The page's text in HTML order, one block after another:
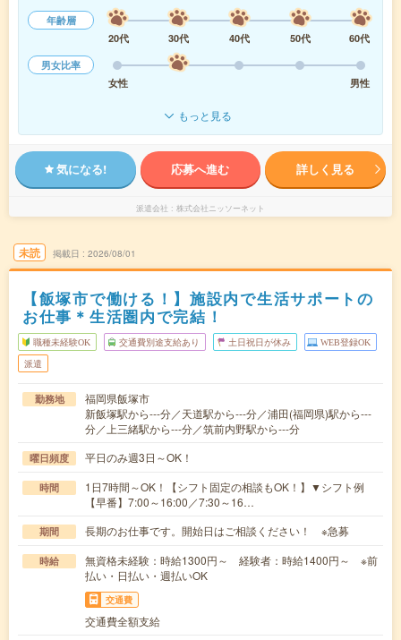
年齢層
20代
30代 40代 50代
60代
男女比率
女性
男性
もっと見る
気になる! 応募へ進む 詳しく見る
派遣会社 株式会社ニッソーネット
未読 掲載日 2026/08/01
【飯塚市で働ける！】施設内で生活サポートの
お仕事＊生活圏内で完結！
職種未経験OK 交通費別途支給あり 土日祝日が休み WEB登録OK
派遣
勤務地
福岡県飯塚市
新飯塚駅から---分／天道駅から---分／浦田(福岡県)駅から---
分／上三緒駅から---分／筑前内野駅から---分
曜日頻度 平日のみ週3日～OK！
時間
1日7時間～OK！【シフト固定の相談もOK！】▼シフト例
【早番】7:00～16:00／7:30～16…
期間 長期のお仕事です。開始日はご相談ください！ ※急募
時給
無資格未経験：時給1300円～ 経験者：時給1400円～ ※前
払い・日払い・週払いOK
交通費
交通費全額支給